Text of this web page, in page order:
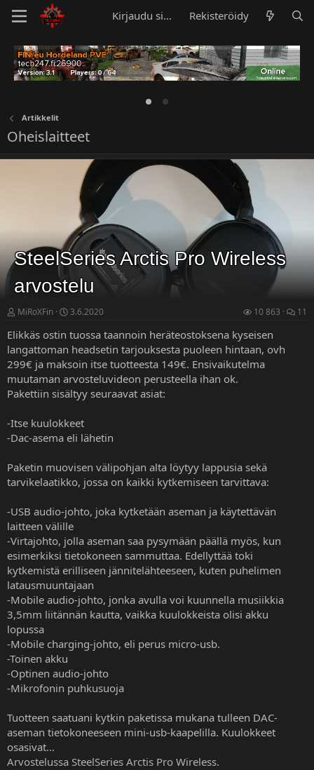
Kirjaudu sisään Rekisteröidy
Artikkelit
Oheislaitteet
SteelSeries Arctis Pro Wireless
arvostelu
MiRoXFin 3.6.2020 10 863 11
Elikkäs ostin tuossa taannoin heräteostoksena kyseisen
langattoman headsetin tarjouksesta puoleen hintaan, ovh
299€ ja maksoin itse tuotteesta 149€. Ensivaikutelma
muutaman arvosteluvideon perusteella ihan ok.
Pakettiin sisältyy seuraavat asiat:
-Itse kuulokkeet
-Dac-asema eli lähetin
Paketin muovisen välipohjan alta löytyy lappusia sekä
tarvikelaatikko, jossa on kaikki kytkemiseen tarvittava:
-USB audio-johto, joka kytketään aseman ja käytettävän
laitteen välille
-Virtajohto, jolla aseman saa pysymään päällä myös, kun
esimerkiksi tietokoneen sammuttaa. Edellyttää toki
kytkemistä erilliseen jännitelähteeseen, kuten puhelimen
latausmuuntajaan
-Mobile audio-johto, jonka avulla voi kuunnella musiikkia
3,5mm liitännän kautta, vaikka kuulokkeista olisi akku
lopussa
-Mobile charging-johto, eli perus micro-usb.
-Toinen akku
-Optinen audio-johto
-Mikrofonin puhkusuoja
Tuotteen saatuani kytkin paketissa mukana tulleen DAC-
aseman tietokoneeseen mini-usb-kaapelilla. Kuulokkeet
osasivat...
Arvostelussa SteelSeries Arctis Pro Wireless.